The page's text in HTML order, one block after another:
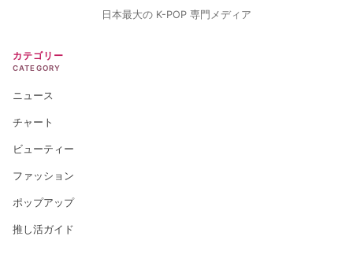
日本最大の K-POP 専門メディア
カテゴリー
CATEGORY
ニュース
チャート
ビューティー
ファッション
ポップアップ
推し活ガイド